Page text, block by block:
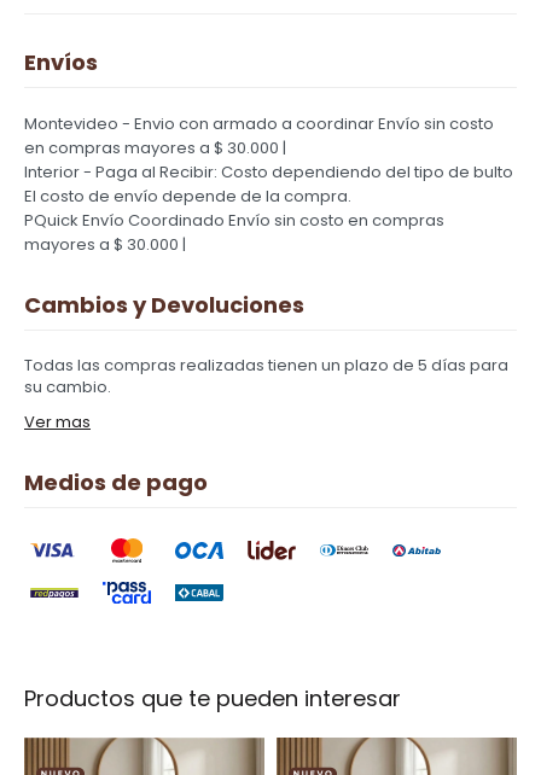
Envíos
Montevideo - Envio con armado a coordinarEnvío sin costo
en compras mayores a $ 30.000 |
Interior - Paga al Recibir: Costo dependiendo del tipo de bulto
El costo de envío depende de la compra.
PQuick Envío Coordinado Envío sin costo en compras
mayores a $ 30.000 |
Cambios y Devoluciones
Todas las compras realizadas tienen un plazo de 5 días para
su cambio.
Ver mas
Medios de pago
Productos que te pueden interesar